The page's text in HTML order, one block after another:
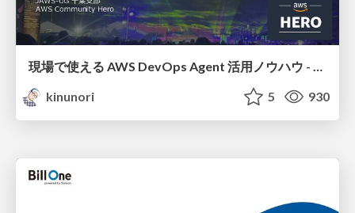
現場で使える AWS DevOps Agent 活用ノウハウ - Release Management 機能の検証結果を添えて / AWS DevOps Agent Release Management and Know-How
kinunori
5 930